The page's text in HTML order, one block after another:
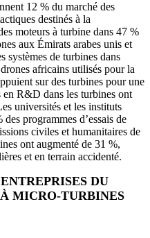
12 % du marché des
destinés à la
moteurs à turbine dans 47 %
aux Émirats arabes unis et
systèmes de turbines dans
africains utilisés pour la
sur des turbines pour une
en R&D dans les turbines ont
universités et les instituts
programmes d’essais de
civiles et humanitaires de
ont augmenté de 31 %,
et en terrain accidenté.
DU
MICRO-TURBINES